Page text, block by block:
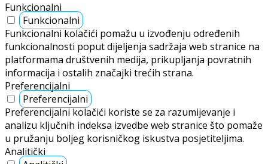
Funkcionalni
Funkcionalni
Funkcionalni kolačići pomažu u izvođenju određenih
funkcionalnosti poput dijeljenja sadržaja web stranice na
platformama društvenih medija, prikupljanja povratnih
informacija i ostalih značajki trećih strana.
Preferencijalni
Preferencijalni
Preferencijalni kolačići koriste se za razumijevanje i
analizu ključnih indeksa izvedbe web stranice što pomaže
u pružanju boljeg korisničkog iskustva posjetiteljima.
Analitički